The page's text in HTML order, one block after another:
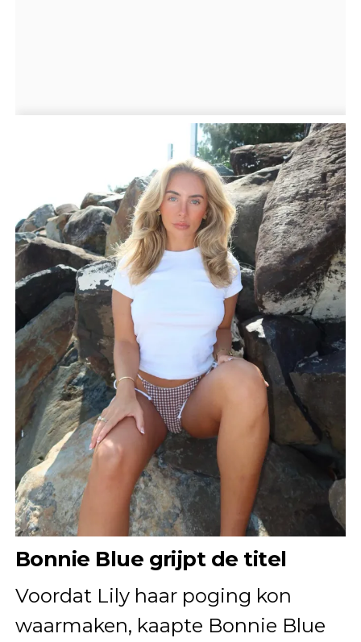
Bonnie Blue grijpt de titel
Voordat Lily haar poging kon
waarmaken, kaapte Bonnie Blue